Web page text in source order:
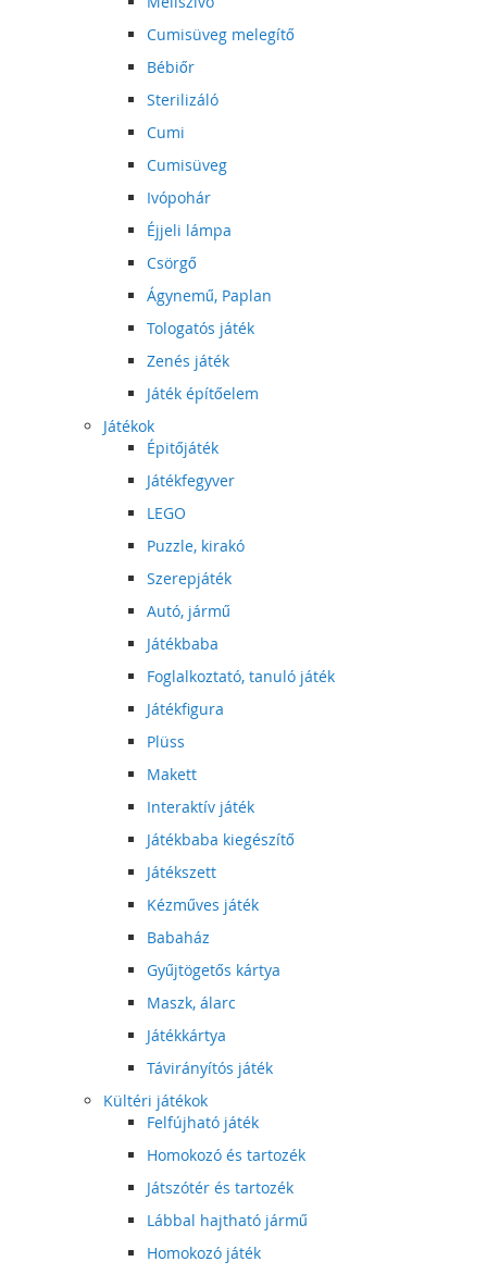
Cumisüveg melegítő
Bébiőr
Sterilizáló
Cumi
Cumisüveg
Ivópohár
Éjjeli lámpa
Csörgő
Ágynemű, Paplan
Tologatós játék
Zenés játék
Játék építőelem
Játékok
Épitőjáték
Játékfegyver
LEGO
Puzzle, kirakó
Szerepjáték
Autó, jármű
Játékbaba
Foglalkoztató, tanuló játék
Játékfigura
Plüss
Makett
Interaktív játék
Játékbaba kiegészítő
Játékszett
Kézműves játék
Babaház
Gyűjtögetős kártya
Maszk, álarc
Játékkártya
Távirányítós játék
Kültéri játékok
Felfújható játék
Homokozó és tartozék
Játszótér és tartozék
Lábbal hajtható jármű
Homokozó játék